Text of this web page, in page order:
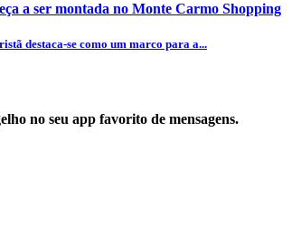
a ser montada no Monte Carmo Shopping
destaca-se como um marco para a...
no seu app favorito de mensagens.